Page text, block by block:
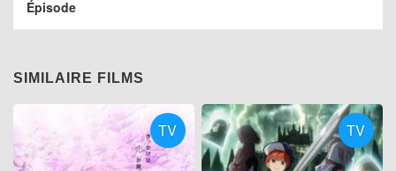
Épisode
SIMILAIRE FILMS
TV TV